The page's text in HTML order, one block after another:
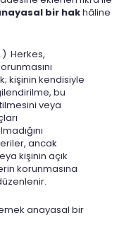
bir hakhâline
Herkes,
kişinin kendisiyle
bu
veya
ancak
kişinin açık
korunmasına
anayasal bir